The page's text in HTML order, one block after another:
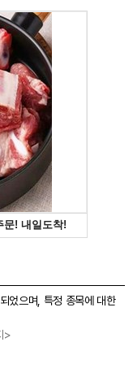
었으며, 특정 종목에 대한
>